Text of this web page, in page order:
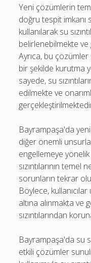
Yeni çözümlerin
doğru tespit imkanı
kullanılarak su
belirlenebilmekte
Ayrıca, bu çözümler
bir şekilde kurutma
sayede, su
edilmekte ve
Bayrampaşa'da
diğer önemli
engellemeye yönelik
sızıntılarının
sorunların tekrar
Böylece,
altına alınmakta ve
sızıntılarından
Bayrampaşa'da su
etkili çözümler